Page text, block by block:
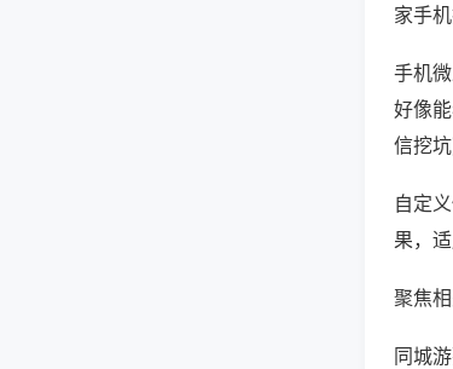
家手
手机
好像
信挖
自定
果，
聚焦
同城